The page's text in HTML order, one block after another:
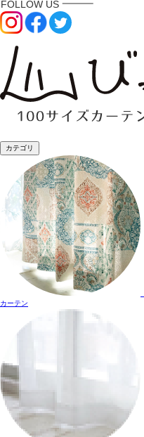
カテゴリ
カーテン